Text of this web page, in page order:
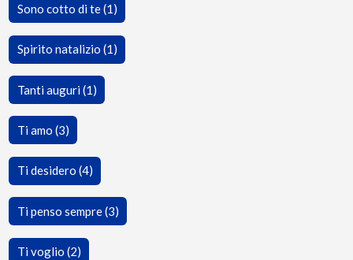
Sono cotto di te (1)
Spirito natalizio (1)
Tanti auguri (1)
Ti amo (3)
Ti desidero (4)
Ti penso sempre (3)
Ti voglio (2)